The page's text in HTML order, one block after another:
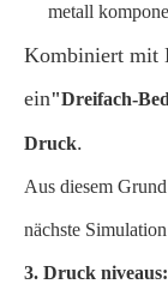
metall
Kombiniert mit
ein"Dreifach-
Druck.
Aus diesem
nächste
3. Druck